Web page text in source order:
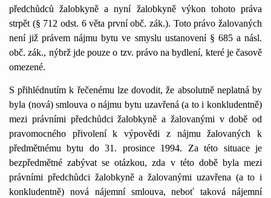
předchůdců žalobkyně a nyní žalobkyně výkon tohoto práva
strpět (§ 712 odst. 6 věta první obč. zák.). Toto právo žalovaných
není již právem nájmu bytu ve smyslu ustanovení § 685 a násl.
obč. zák., nýbrž jde pouze o tzv. právo na bydlení, které je časově
omezené.
S přihlédnutím k řečenému lze dovodit, že absolutně neplatná by
byla (nová) smlouva o nájmu bytu uzavřená (a to i konkludentně)
mezi právními předchůdci žalobkyně a žalovanými v době od
pravomocného přivolení k výpovědi z nájmu žalovaných k
předmětnému bytu do 31. prosince 1994. Za této situace je
bezpředmětné zabývat se otázkou, zda v této době byla mezi
právními předchůdci žalobkyně a žalovanými uzavřena (a to i
konkludentně) nová nájemní smlouva, neboť taková nájemní